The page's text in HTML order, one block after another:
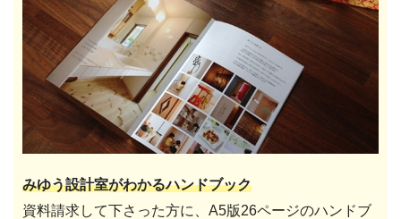
みゆう設計室がわかるハンドブック
資料請求して下さった方に、A5版26ページのハンドブ